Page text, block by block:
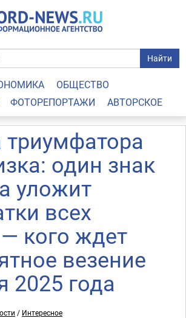
Найти
ОБЩЕСТВО
ФОТОРЕПОРТАЖИ АВТОРСКОЕ
один знак
уложит
всех
кого ждет
везение
2025 года
/ Интересное